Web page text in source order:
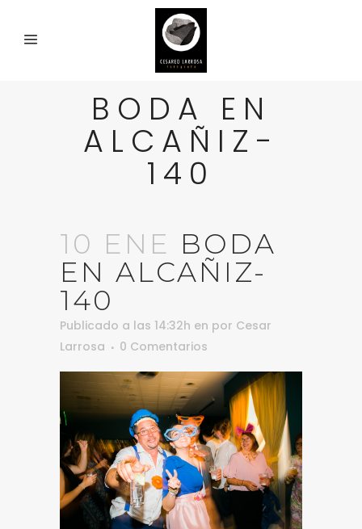
BODA EN
ALCAÑIZ-
140
10 ENE BODA
EN ALCAÑIZ-
140
Publicado a las 14:32h en por Cesar
Larrosa
0 Comentarios